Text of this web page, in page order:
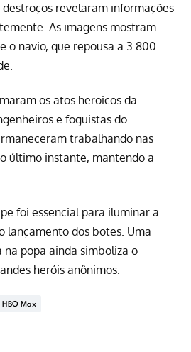
revelaram informações
As imagens mostram
o navio, que repousa a 3.800
os atos heroicos da
e foguistas do
trabalhando nas
último instante, mantendo a
foi essencial para iluminar a
lançamento dos botes. Uma
popa ainda simboliza o
heróis anônimos.
HBO Max